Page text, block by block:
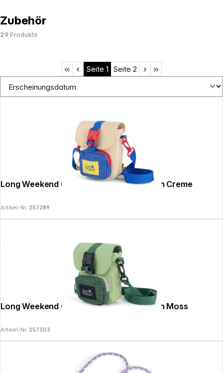
Zubehör
29 Produkte
Seite 1 Seite 2
Long Weekend Crossbody Camera Pouch Creme
Artikel-Nr.:257289
Long Weekend Crossbody Camera Pouch Moss
Artikel-Nr.:257303